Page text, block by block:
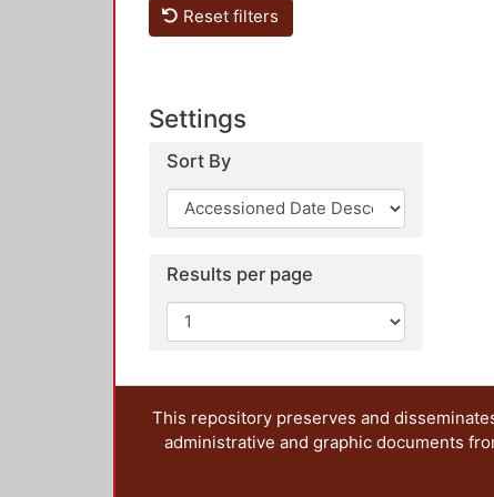
Reset filters
Settings
Sort By
Results per page
This repository preserves and
administrative and graphic documents